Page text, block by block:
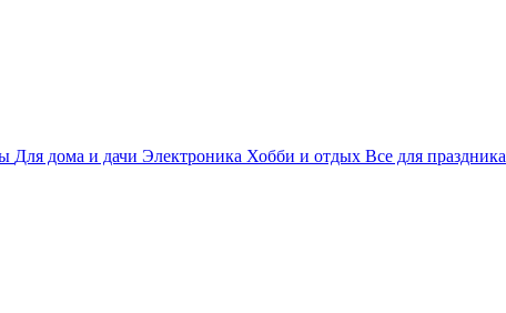
Для дома и дачи Электроника Хобби и отдых Все для праздника